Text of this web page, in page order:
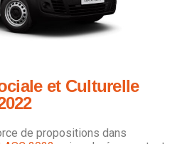
et Culturelle
de propositions dans